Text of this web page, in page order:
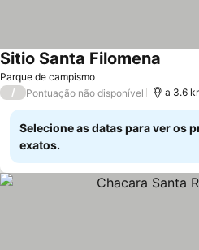
Parque de campismo
Sitio Santa Filomena
/ Pontuação não disponível a 3.6
Selecione as datas para ver os
exatos.